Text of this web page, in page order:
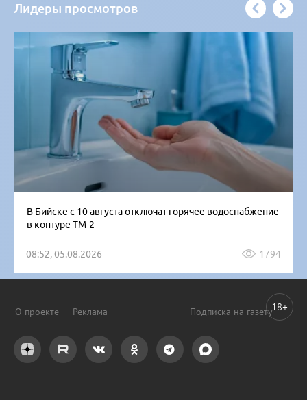
Лидеры просмотров
В Бийске с 10 августа отключат горячее водоснабжение
в контуре ТМ-2
08:52, 05.08.2026 1794
О проекте Реклама Подписка на газету18+